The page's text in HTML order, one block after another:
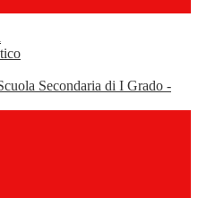
Secondaria di I Grado -